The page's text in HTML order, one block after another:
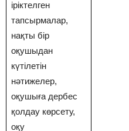
іріктелген
тапсырмалар,
нақты бір
оқушыдан
күтілетін
нәтижелер,
оқушыға дербес
қолдау көрсету,
оқу